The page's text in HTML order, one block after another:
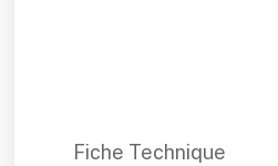
Fiche Technique